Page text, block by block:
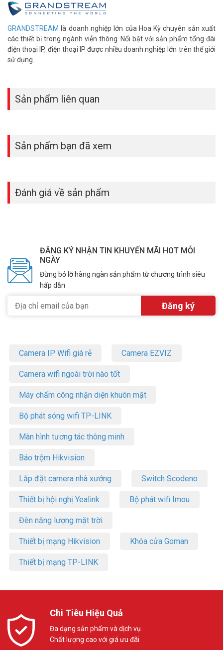
– Âm thanh chuẩn HD
kết nối mạng
– Sản phẩm chính hãng Grandstream của Mỹ.
– Sản xuất tại Trung Quốc.
– Bảo hành: 12 tháng.
xin vui lòng liên hệ HOTLINE
Tham khảo thêm hình ảnh tại
GRANDSTREAM là doanh nghiệp lớn của Hoa Kỳ chuyên sản xuất
các thiết bị trong ngành viễn thông. Nổi bật với sản phẩm tổng đài
điện thoại IP, điện thoại IP được nhiều doanh nghiệp lớn trên thế giới
sử dụng.
Sản phẩm liên quan
Sản phẩm bạn đã xem
Đánh giá về sản phẩm
ĐĂNG KÝ NHẬN TIN KHUYẾN MÃI HOT MỖI
NGÀY
Đừng bỏ lỡ hàng ngàn sản phẩm từ chương trình siêu
hấp dẫn
Camera IP Wifi giá rẻ Camera EZVIZ
Camera wifi ngoài trời nào tốt
Máy chấm công nhận diện khuôn mặt
Bộ phát sóng wifi TP-LINK
Màn hình tương tác thông minh
Báo trộm Hikvision
Lắp đặt camera nhà xưởng Switch Scodeno
Thiết bị hội nghị Yealink Bộ phát wifi Imou
Đèn năng lượng mặt trời
Thiết bị mạng Hikvision Khóa cửa Goman
Thiết bị mạng TP-LINK
Chi Tiêu Hiệu Quả
Đa dạng sản phẩm và dịch vụ
Chất lượng cao với giá ưu đãi